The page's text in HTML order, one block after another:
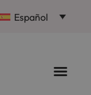
Español